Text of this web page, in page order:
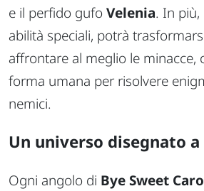
e il perfido gufo Velenia. In più,
abilità speciali, potrà
affrontare al meglio le minacce,
forma umana per risolvere
nemici.
Un universo disegnato
Ogni angolo di Bye Sweet